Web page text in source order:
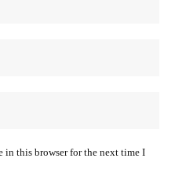
in this browser for the next time I